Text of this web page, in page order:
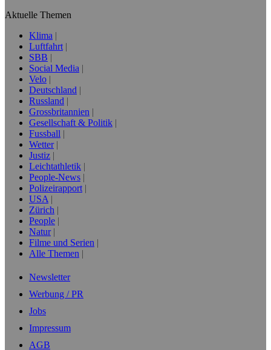
Aktuelle Themen
Klima
Luftfahrt
SBB
Social Media
Velo
Deutschland
Russland
Grossbritannien
Gesellschaft & Politik
Fussball
Wetter
Justiz
Leichtathletik
People-News
Polizeirapport
USA
Zürich
People
Natur
Filme und Serien
Alle Themen
Newsletter
Werbung / PR
Jobs
Impressum
AGB